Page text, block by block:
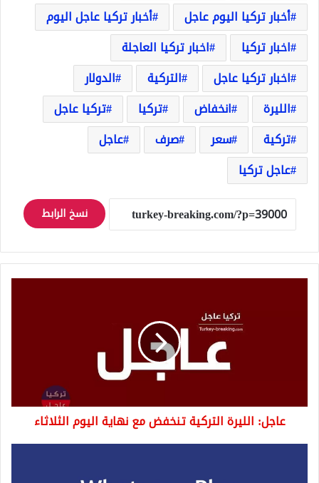
أخبار تركيا اليوم عاجل
أخبار تركيا عاجل اليوم
اخبار تركيا
اخبار تركيا العاجلة
اخبار تركيا عاجل
التركية
الدولار
الليرة
انخفاض تركيا
تركيا عاجل
تركية
سعر صرف
عاجل
عاجل تركيا
نسخ الرابط
عاجل: الليرة التركية تنخفض مع نهاية اليوم الثلاثاء